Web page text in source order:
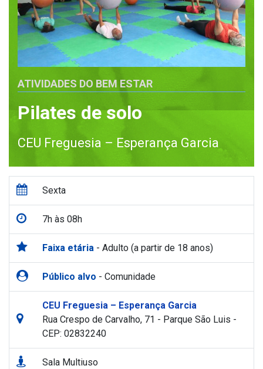
ATIVIDADES DO BEM ESTAR
Pilates de solo
CEU Freguesia – Esperança Garcia
Sexta
7h às 08h
Faixa etária - Adulto (a partir de 18 anos)
Público alvo - Comunidade
CEU Freguesia – Esperança Garcia
Rua Crespo de Carvalho, 71 - Parque São Luis -
CEP: 02832240
Sala Multiuso